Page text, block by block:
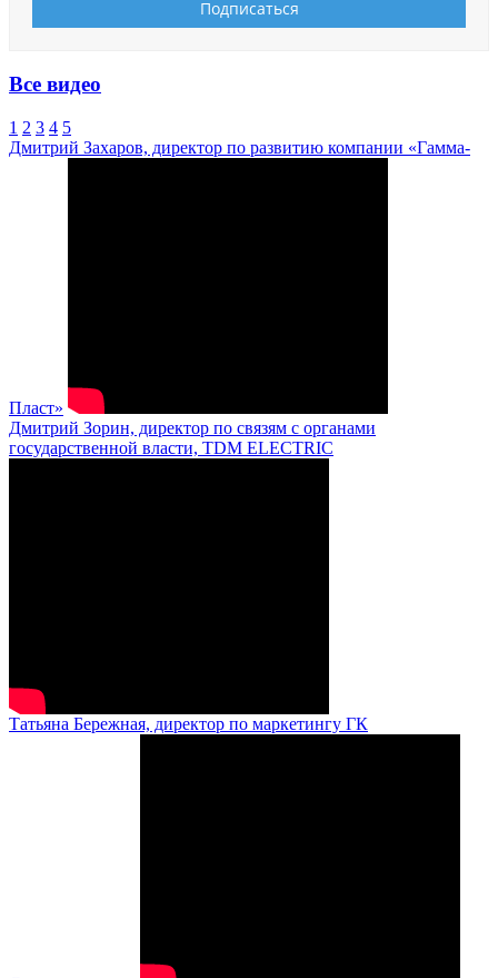
Все видео
1 2 3 4 5
Дмитрий Захаров, директор по развитию компании «Гамма-
Пласт»
Дмитрий Зорин, директор по связям с органами
государственной власти, TDM ELECTRIC
Татьяна Бережная, директор по маркетингу ГК